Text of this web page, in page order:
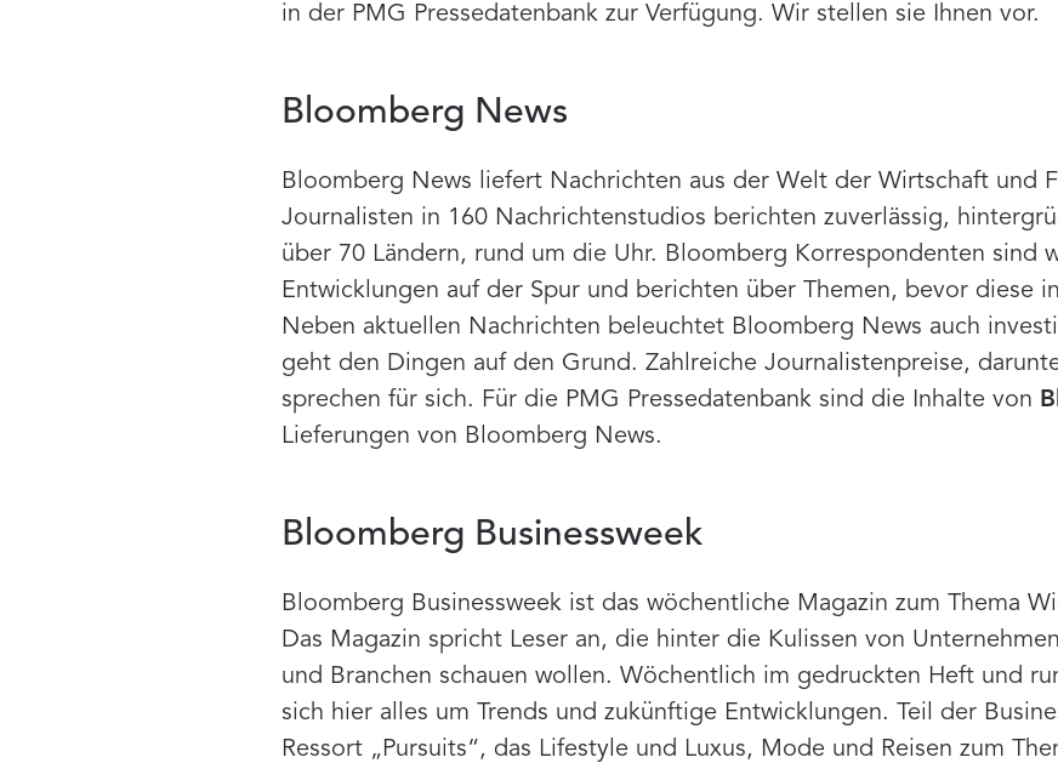
in der PMG Pressedatenbank zur Verfügung. Wir stellen sie Ihnen vor.
Bloomberg News
Bloomberg News liefert Nachrichten aus der Welt der Wirtschaft und
Journalisten in 160 Nachrichtenstudios berichten zuverlässig,
über 70 Ländern, rund um die Uhr. Bloomberg Korrespondenten sind
Entwicklungen auf der Spur und berichten über Themen, bevor diese
Neben aktuellen Nachrichten beleuchtet Bloomberg News auch
geht den Dingen auf den Grund. Zahlreiche Journalistenpreise,
sprechen für sich. Für die PMG Pressedatenbank sind die Inhalte von
Lieferungen von Bloomberg News.
Bloomberg Businessweek
Bloomberg Businessweek ist das wöchentliche Magazin zum Thema
Das Magazin spricht Leser an, die hinter die Kulissen von
und Branchen schauen wollen. Wöchentlich im gedruckten Heft und
sich hier alles um Trends und zukünftige Entwicklungen. Teil der
Ressort „Pursuits“, das Lifestyle und Luxus, Mode und Reisen zum